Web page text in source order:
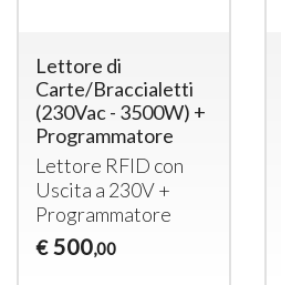
Lettore di
Carte/Braccialetti
(230Vac - 3500W) +
Programmatore
Lettore RFID con
Uscita a 230V +
Programmatore
€ 500,00